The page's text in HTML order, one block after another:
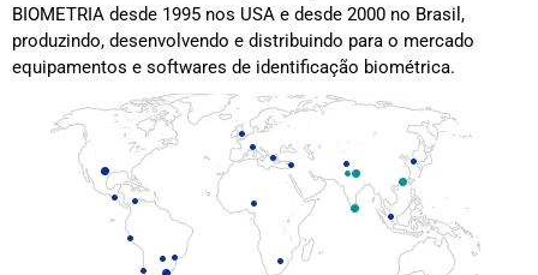
BIOMETRIA desde 1995 nos USA e desde 2000 no Brasil,
produzindo, desenvolvendo e distribuindo para o mercado
equipamentos e softwares de identificação biométrica.